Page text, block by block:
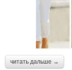
читать дальше →